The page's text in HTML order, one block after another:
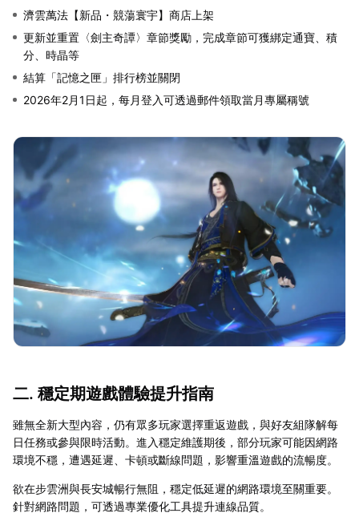
濟雲萬法【新品・競蕩寰宇】商店上架
更新並重置〈劍主奇譚〉章節獎勵，完成章節可獲綁定通寶、積
分、時晶等
結算「記憶之匣」排行榜並關閉
2026年2月1日起，每月登入可透過郵件領取當月專屬稱號
二. 穩定期遊戲體驗提升指南
雖無全新大型內容，仍有眾多玩家選擇重返遊戲，與好友組隊解每
日任務或參與限時活動。進入穩定維護期後，部分玩家可能因網路
環境不穩，遭遇延遲、卡頓或斷線問題，影響重溫遊戲的流暢度。
欲在步雲洲與長安城暢行無阻，穩定低延遲的網路環境至關重要。
針對網路問題，可透過專業優化工具提升連線品質。